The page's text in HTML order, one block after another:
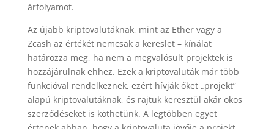
árfolyamot.
Az újabb kriptovalutáknak, mint az Ether vagy a
Zcash az értékét nemcsak a kereslet – kínálat
határozza meg, ha nem a megvalósult projektek is
hozzájárulnak ehhez. Ezek a kriptovaluták már több
funkcióval rendelkeznek, ezért hívják őket „projekt”
alapú kriptovalutáknak, és rajtuk keresztül akár okos
szerződéseket is köthetünk. A legtöbben egyet